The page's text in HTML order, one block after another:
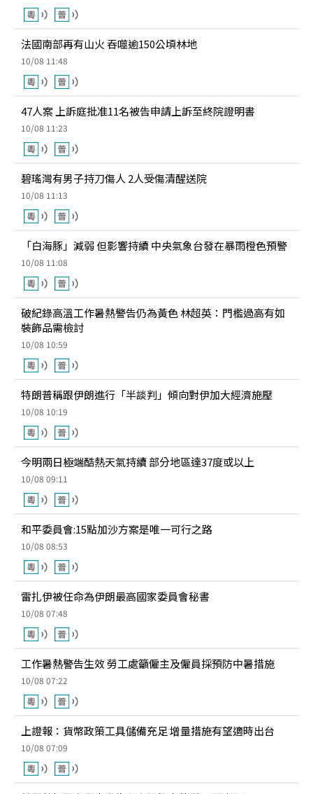
法國南部再有山火 吞噬逾150公頃林地
10/08 11:48
47人案 上訴庭批准11名被告申請上訴至終院證明書
10/08 11:23
碧瑤灣有男子持刀傷人 2人受傷清醒送院
10/08 11:13
「白海豚」減弱 但影響持續 中央氣象台發在暴雨橙色預警
10/08 11:08
破紀錄高溫工作暑熱警告仍為黃色 林超英：門檻過高有如
裝飾品需檢討
10/08 10:59
特朗普稱跟伊朗進行「半談判」傾向對伊加大經濟施壓
10/08 10:19
今明兩日極端酷熱天氣持續 部分地區達37度或以上
10/08 09:11
和平委員會:15點加沙方案是唯一可行之路
10/08 08:53
雷扎伊被任命為伊朗最高國家委員會秘書
10/08 07:48
工作暑熱警告生效 勞工處籲僱主及僱員採預防中暑措施
10/08 07:22
上證報：貨幣政策工具儲備充足 增量措施有望適時出台
10/08 07:09